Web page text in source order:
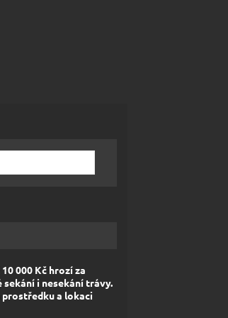
000 Kč hrozí za
sekání i nesekání trávy.
prostředku a lokaci